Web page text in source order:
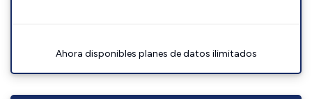
Ahora disponibles planes de datos ilimitados